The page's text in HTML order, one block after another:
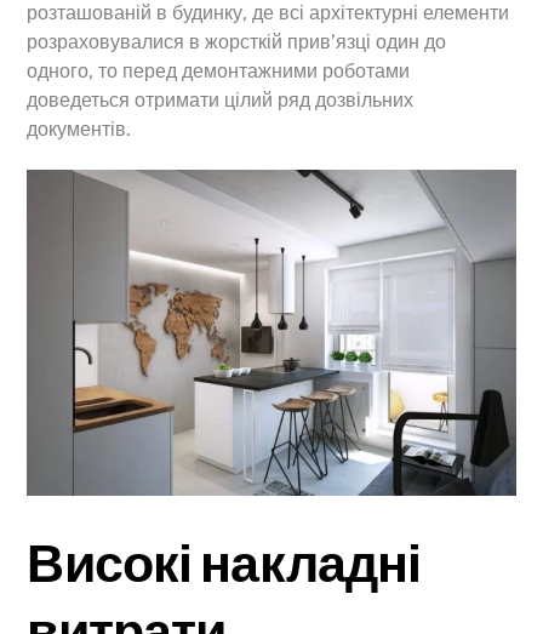
розташованій в будинку, де всі архітектурні елементи
розраховувалися в жорсткій прив’язці один до
одного, то перед демонтажними роботами
доведеться отримати цілий ряд дозвільних
документів.
Високі накладні